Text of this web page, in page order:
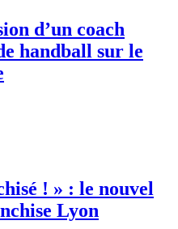
d’un coach
handball sur le
! » : le nouvel
Lyon